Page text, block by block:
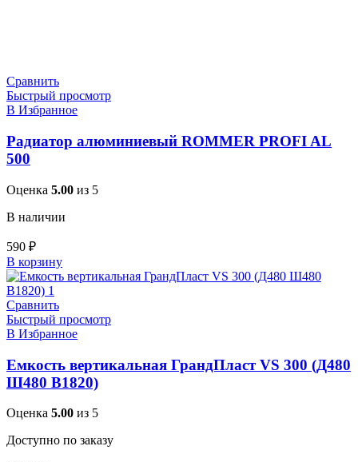
Сравнить
Быстрый просмотр
В Избранное
Радиатор алюминиевый ROMMER PROFI AL
500
Оценка 5.00 из 5
В наличии
590 ₽
В корзину
Сравнить
Быстрый просмотр
В Избранное
Емкость вертикальная ГрандПласт VS 300 (Д480
Ш480 В1820)
Оценка 5.00 из 5
Доступно по заказу